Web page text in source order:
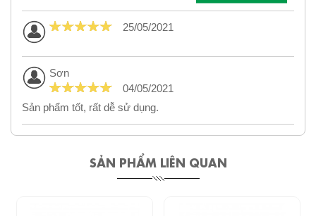
25/05/2021
Sơn
04/05/2021
Sản phẩm tốt, rất dễ sử dụng.
SẢN PHẨM LIÊN QUAN